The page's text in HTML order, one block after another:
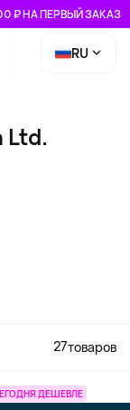
₽ НА ПЕРВЫЙ ЗАКАЗ
RU
Ltd.
27товаров
ДЕШЕВЛЕ